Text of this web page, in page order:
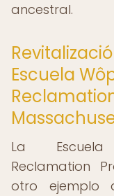
ancestral.
Escuela
La Escuela
Reclamation
otro ejemplo